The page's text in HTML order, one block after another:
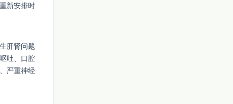
新安排时
肝肾问题
吐、口腔
严重神经